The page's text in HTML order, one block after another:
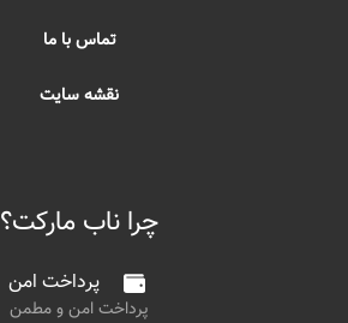
تماس با ما
نقشه سایت
چرا ناب مارکت؟
پرداخت امن
پرداخت امن و مطمن